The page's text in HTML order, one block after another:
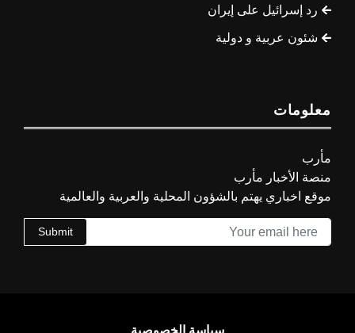
رد إسرائيل على إيران
شئون عربية و دولية
معلومات
مأرب
منصة الأخبار مأرب
موقع اخباري يهتم بالشؤون المحلية والعربية والعالمية
Submit